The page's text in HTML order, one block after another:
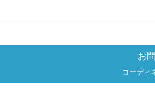
お
コーディ